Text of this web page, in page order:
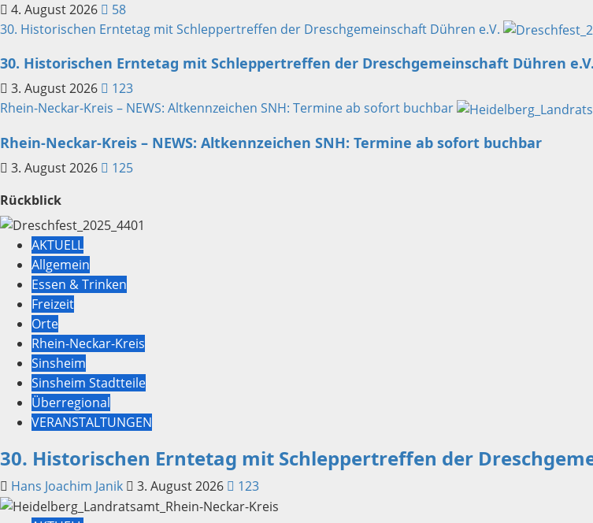
4. August 2026
58
30. Historischen Erntetag mit Schleppertreffen der Dreschgemeinschaft Dühren e.V.
30. Historischen Erntetag mit Schleppertreffen der Dreschgemeinschaft Dühren e.V.
3. August 2026
123
Rhein-Neckar-Kreis – NEWS: Altkennzeichen SNH: Termine ab sofort buchbar
Rhein-Neckar-Kreis – NEWS: Altkennzeichen SNH: Termine ab sofort buchbar
3. August 2026
125
Rückblick
AKTUELL
Allgemein
Essen & Trinken
Freizeit
Orte
Rhein-Neckar-Kreis
Sinsheim
Sinsheim Stadtteile
Überregional
VERANSTALTUNGEN
30. Historischen Erntetag mit Schleppertreffen der
Hans Joachim Janik 3. August 2026 123